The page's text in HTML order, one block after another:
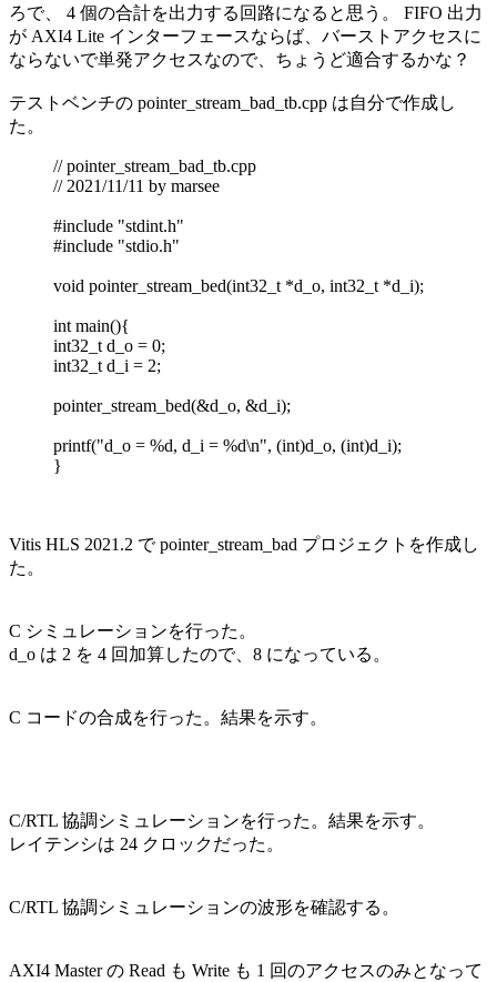
ろで、 4 個の合計を出力する回路になると思う。 FIFO 出力
が AXI4 Lite インターフェースならば、バーストアクセスに
ならないで単発アクセスなので、ちょうど適合するかな？
テストベンチの pointer_stream_bad_tb.cpp は自分で作成し
た。
// pointer_stream_bad_tb.cpp
// 2021/11/11 by marsee
#include "stdint.h"
#include "stdio.h"
void pointer_stream_bed(int32_t *d_o, int32_t *d_i);
int main(){
int32_t d_o = 0;
int32_t d_i = 2;
pointer_stream_bed(&d_o, &d_i);
printf("d_o = %d, d_i = %d\n", (int)d_o, (int)d_i);
}
Vitis HLS 2021.2 で pointer_stream_bad プロジェクトを作成し
た。
C シミュレーションを行った。
d_o は 2 を 4 回加算したので、8 になっている。
C コードの合成を行った。結果を示す。
C/RTL 協調シミュレーションを行った。結果を示す。
レイテンシは 24 クロックだった。
C/RTL 協調シミュレーションの波形を確認する。
AXI4 Master の Read も Write も 1 回のアクセスのみとなって